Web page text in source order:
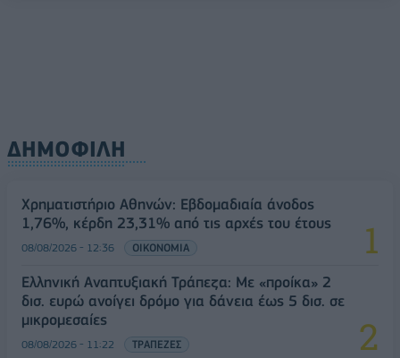
ΔΗΜΟΦΙΛΗ
Χρηματιστήριο Αθηνών: Εβδομαδιαία άνοδος
1,76%, κέρδη 23,31% από τις αρχές του έτους
08/08/2026 - 12:36 ΟΙΚΟΝΟΜΙΑ
Ελληνική Αναπτυξιακή Τράπεζα: Με «προίκα» 2
δισ. ευρώ ανοίγει δρόμο για δάνεια έως 5 δισ. σε
μικρομεσαίες
08/08/2026 - 11:22 ΤΡΑΠΕΖΕΣ